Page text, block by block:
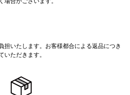
担いたします。お客様都合による返品につき
いただきます。